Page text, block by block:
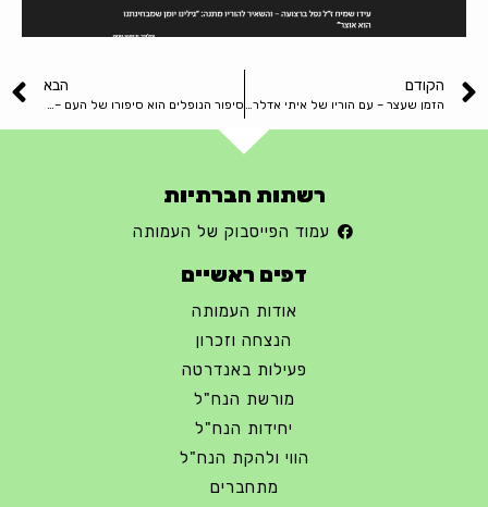
הקודם
הזמן שעצר – עם הוריו של איתי אדלר ז"ל
הבא
סיפור הנופלים הוא סיפורו של העם – אביטל חוטר
רשתות חברתיות
עמוד הפייסבוק של העמותה
דפים ראשיים
אודות העמותה
הנצחה וזכרון
פעילות באנדרטה
מורשת הנח"ל
יחידות הנח"ל
הווי ולהקת הנח"ל
מתחברים